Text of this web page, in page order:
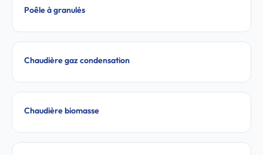
Poêle à granulés
Chaudière gaz condensation
Chaudière biomasse